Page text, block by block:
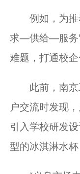
例如，为推动
求—供给—服务”
难题，打通校企
此前，南京工
户交流时发现
引入学校研发
型的冰淇淋水杯